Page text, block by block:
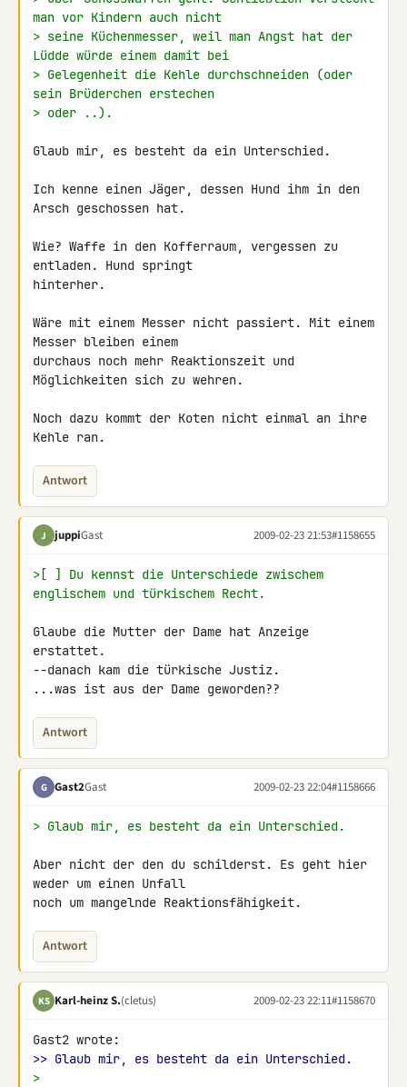
man vor Kindern auch nicht
> seine Küchenmesser, weil man Angst hat der
Lüdde würde einem damit bei
> Gelegenheit die Kehle durchschneiden (oder
sein Brüderchen erstechen
> oder ..).
Glaub mir, es besteht da ein Unterschied.
Ich kenne einen Jäger, dessen Hund ihm in den
Arsch geschossen hat.
Wie? Waffe in den Kofferraum, vergessen zu
entladen. Hund springt
hinterher.
Wäre mit einem Messer nicht passiert. Mit einem
Messer bleiben einem
durchaus noch mehr Reaktionszeit und
Möglichkeiten sich zu wehren.
Noch dazu kommt der Koten nicht einmal an ihre
Kehle ran.
Antwort
J juppiGast 2009-02-23 21:53#1158655
>[ ] Du kennst die Unterschiede zwischem
englischem und türkischem Recht.
Glaube die Mutter der Dame hat Anzeige
erstattet.
--danach kam die türkische Justiz.
...was ist aus der Dame geworden??
Antwort
G Gast2Gast 2009-02-23 22:04#1158666
> Glaub mir, es besteht da ein Unterschied.
Aber nicht der den du schilderst. Es geht hier
weder um einen Unfall
noch um mangelnde Reaktionsfähigkeit.
Antwort
KS Karl-heinz S.(cletus) 2009-02-23 22:11#1158670
>> Glaub mir, es besteht da ein Unterschied.
>